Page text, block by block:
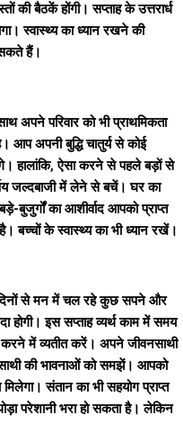
बैठकें होंगी। सप्ताह के उत्तरार्ध
स्वास्थ्य का ध्यान रखने की
हैं।
परिवार को भी प्राथमिकता
आप अपनी बुद्धि चातुर्य से कोई
हालांकि, ऐसा करने से पहले बड़ों से
जल्दबाजी में लेने से बचें। घर का
का आशीर्वाद आपको प्राप्त
बच्चों के स्वास्थ्य का भी ध्यान रखें।
से मन में चल रहे कुछ सपने और
होगी। इस सप्ताह व्यर्थ काम में समय
करने में व्यतीत करें। अपने जीवनसाथी
की भावनाओं को समझें। आपको
संतान का भी सहयोग प्राप्त
परेशानी भरा हो सकता है। लेकिन